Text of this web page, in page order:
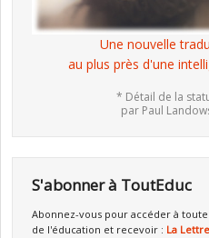
Une nouvelle
au plus près d'une
* Détail de la
par Paul
S'abonner à ToutEduc
Abonnez-vous pour accéder à
de l'éducation et recevoir : La